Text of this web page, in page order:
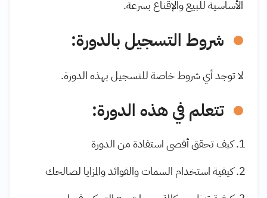
الأساسية للبيع والإقناع بسرعة.
شروط التسجيل بالدورة:
لا توجد أي شروط خاصة للتسجيل بهذه الدورة.
تتعلم في هذه الدورة:
كيف تحقق أقصى استفادة من الدورة
كيفية استخدام السمات والفوائد والمزايا لصالحك